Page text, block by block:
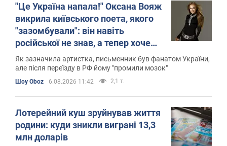
"Це Україна напала!" Оксана Вояж
викрила київського поета, якого
"зазомбували": він навіть
російської не знав, а тепер хоче
геноциду українців
Як зазначила артистка, письменник був фанатом України,
але після переїзду в РФ йому "промили мозок"
Шоу Oboz 6.08.2026 11:42 2,1 т.
Лотерейний куш зруйнував життя
родини: куди зникли виграні 13,3
млн доларів